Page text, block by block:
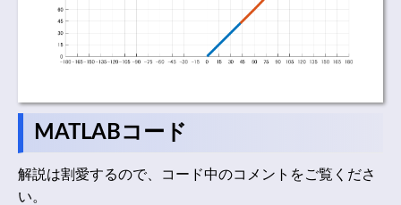
MATLABコード
解説は割愛するので、コード中のコメントをご覧くださ
い。